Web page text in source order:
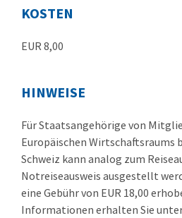
KOSTEN
EUR 8,00
HINWEISE
Für Staatsangehörige von
Europäischen Wirtschaftsraums
Schweiz kann analog zum
Notreiseausweis ausgestellt
eine Gebühr von EUR 18,00
Informationen erhalten Sie